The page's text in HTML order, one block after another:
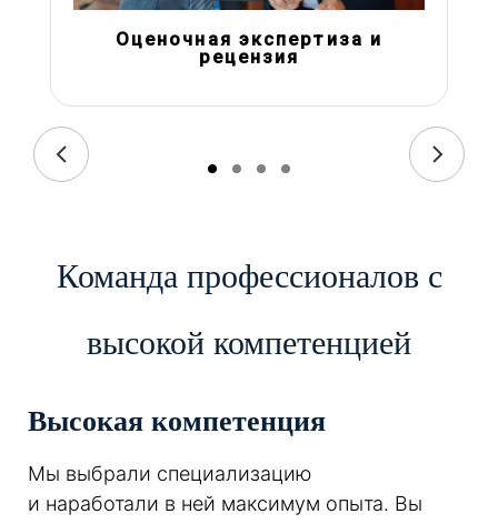
Оценочная экспертиза и
рецензия
Команда профессионалов с
высокой компетенцией
Высокая компетенция
Мы выбрали специализацию
и наработали в ней максимум опыта. Вы